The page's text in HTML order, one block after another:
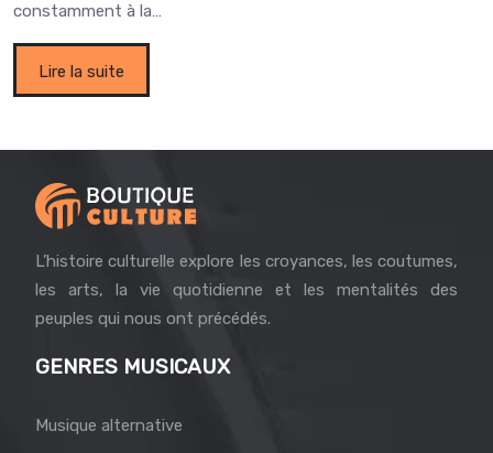
constamment à la…
Lire la suite
L’histoire culturelle explore les croyances, les coutumes,
les arts, la vie quotidienne et les mentalités des
peuples qui nous ont précédés.
GENRES MUSICAUX
Musique alternative